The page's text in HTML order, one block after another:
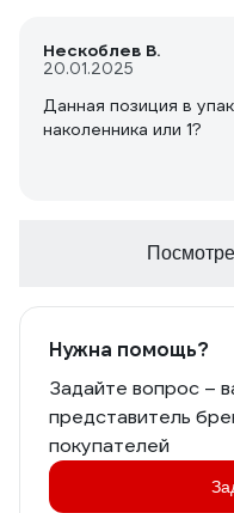
Нескоблев В.
20.01.2025
Данная позиция в
наколенника или 1?
Нужна помощь?
Задайте вопрос –
представитель
покупателей